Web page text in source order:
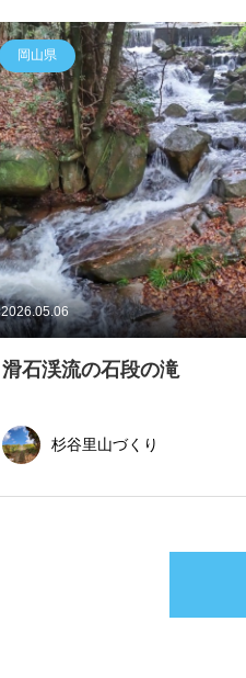
2026.05.06
岡山県
滑石渓流の石段の滝
杉谷里山づくり